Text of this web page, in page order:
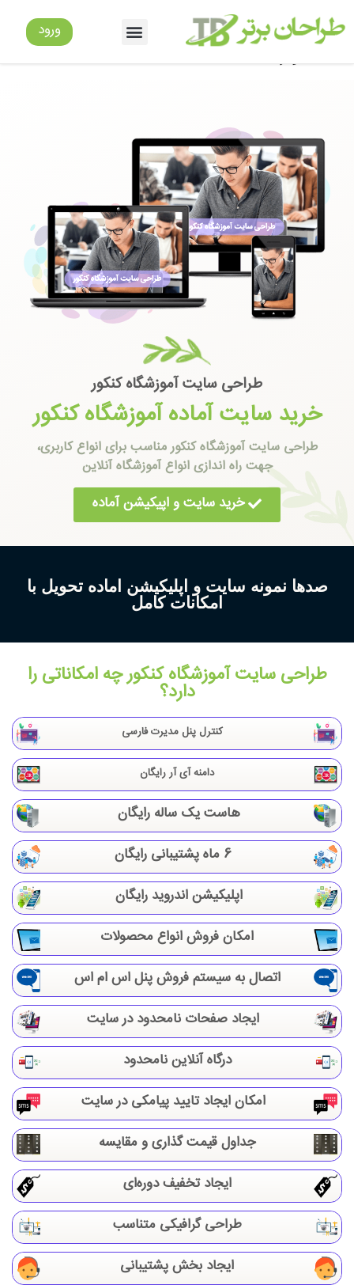
ورود کنکور
طراحی سایت آموزشگاه کنکور
خرید سایت آماده آموزشگاه کنکور
طراحی سایت آموزشگاه کنکور مناسب برای انواع کاربری،
جهت راه اندازی انواع آموزشگاه آنلاین
خرید سایت و اپیکیشن آماده
صدها نمونه سایت و اپلیکیشن اماده تحویل با
امکانات کامل
طراحی سایت آموزشگاه کنکور چه امکاناتی را
دارد؟
کنترل پنل مدیرت فارسی
دامنه آی آر رایگان
هاست یک ساله رایگان
اپلیکیشن اندروید رایگان
امکان فروش انواع محصولات
اتصال به سیستم فروش پنل اس ام اس
ایجاد صفحات نامحدود در سایت
درگاه آنلاین نامحدود
امکان ایجاد تایید پیامکی در سایت
جداول قیمت گذاری و مقایسه
ایجاد تخفیف دوره‌ای
طراحی گرافیکی متناسب
ایجاد بخش پشتیبانی